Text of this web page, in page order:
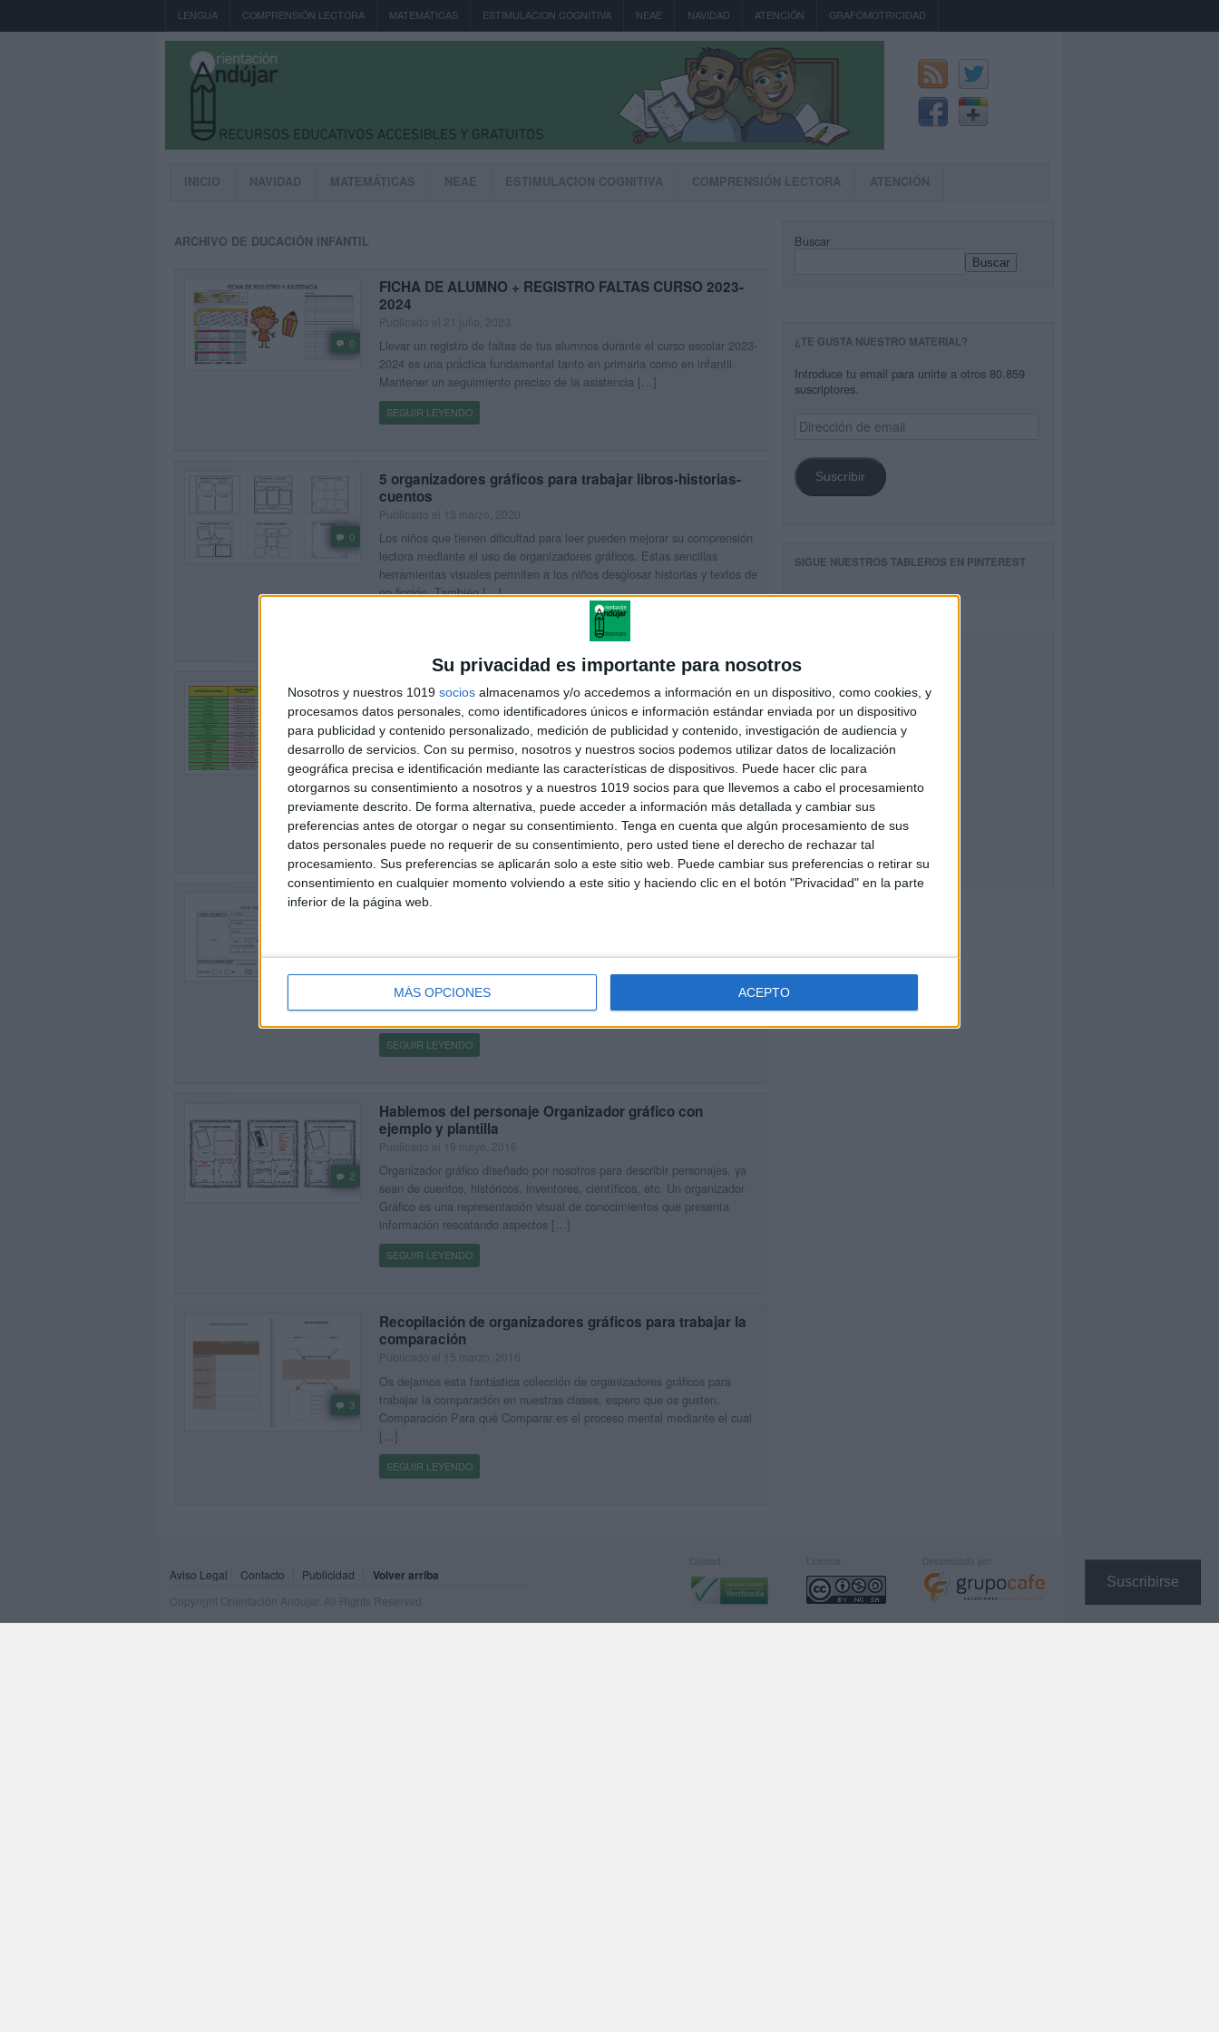
Su privacidad es importante para nosotros
Nosotros y nuestros 1019 socios almacenamos y/o accedemos a información en un dispositivo, como cookies, y
procesamos datos personales, como identificadores únicos e información estándar enviada por un dispositivo
para publicidad y contenido personalizado, medición de publicidad y contenido, investigación de audiencia y
desarrollo de servicios. Con su permiso, nosotros y nuestros socios podemos utilizar datos de localización
geográfica precisa e identificación mediante las características de dispositivos. Puede hacer clic para
otorgarnos su consentimiento a nosotros y a nuestros 1019 socios para que llevemos a cabo el procesamiento
previamente descrito. De forma alternativa, puede acceder a información más detallada y cambiar sus
preferencias antes de otorgar o negar su consentimiento. Tenga en cuenta que algún procesamiento de sus
datos personales puede no requerir de su consentimiento, pero usted tiene el derecho de rechazar tal
procesamiento. Sus preferencias se aplicarán solo a este sitio web. Puede cambiar sus preferencias o retirar su
consentimiento en cualquier momento volviendo a este sitio y haciendo clic en el botón "Privacidad" en la parte
inferior de la página web.
MÁS OPCIONES ACEPTO
Suscribirse
LENGUA COMPRENSIÓN LECTORA MATEMÁTICAS ESTIMULACION COGNITIVA NEAE NAVIDAD ATENCIÓN GRAFOMOTRICIDAD
INICIO NAVIDAD MATEMÁTICAS NEAE ESTIMULACION COGNITIVA COMPRENSIÓN LECTORA ATENCIÓN
ARCHIVO DE DUCACIÓN INFANTIL
0
FICHA DE ALUMNO + REGISTRO FALTAS CURSO 2023-
2024
Llevar un registro de faltas de tus alumnos durante el curso escolar 2023-
2024 es una práctica fundamental tanto en primaria como en infantil.
Mantener un seguimiento preciso de la asistencia […]
SEGUIR LEYENDO
0
5 organizadores gráficos para trabajar libros-historias-
cuentos
Publicado el 13 marzo, 2020
Los niños que tienen dificultad para leer pueden mejorar su comprensión
lectora mediante el uso de organizadores gráficos. Estas sencillas
herramientas visuales permiten a los niños desglosar historias y textos de
no ficción. También […]
2
Por Comunidades Autónomas Calendario escolar 2018 –
2019
Publicado el 31 agosto, 2018
El calendario escolar en España está marcado por las Comunidades
Autónomas, cambiando el inicio y fin de curso para los ciclos de Infantil,
Primaria, ESO, Bachillerato y Formación Profesional. Las vacaciones de
navidad arrancarán el 22 de diciembre y […]
SEGUIR LEYENDO
1
FICHA FORMAL PARA LA RECOGIDA DE DATOS DE LOS
Os dejamos una ficha formal para la recogida de datos de vuestros
alumnos. DESCARGA LA FICHA EN PDF
FICHA_PARA_LA_RECOGIDA_DE_DATOS ALUMNOS formal TE
PUDE INTERESAR NUESTRO MODELO EDITABLE IMAGENES […]
SEGUIR LEYENDO
2
Hablemos del personaje Organizador gráfico con
ejemplo y plantilla
Publicado el 19 mayo, 2016
Organizador gráfico diseñado por nosotros para describir personajes, ya
sean de cuentos, históricos, inventores, científicos, etc. Un organizador
Gráfico es una representación visual de conocimientos que presenta
información rescatando aspectos […]
SEGUIR LEYENDO
3
Recopilación de organizadores gráficos para trabajar la
comparación
Os dejamos esta fantástica colección de organizadores gráficos para
trabajar la comparación en nuestras clases, espero que os gusten.
Comparación Para qué Comparar es el proceso mental mediante el cual
[…]
SEGUIR LEYENDO
Buscar
Buscar
¿TE GUSTA NUESTRO MATERIAL?
Introduce tu email para unirte a otros 80.859
suscriptores.
Dirección
de
Suscribir
SIGUE NUESTROS TABLEROS EN PINTEREST
Aviso Legal Contacto Publicidad Volver arriba